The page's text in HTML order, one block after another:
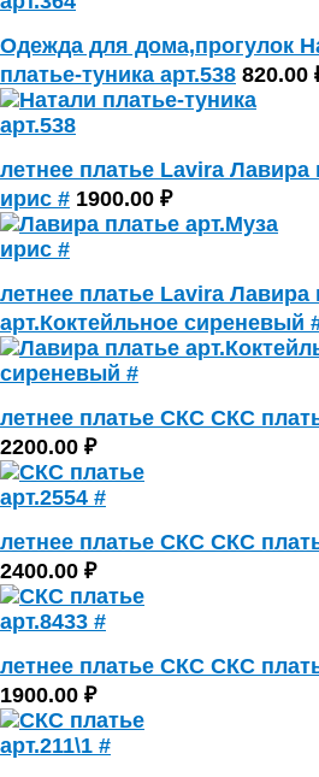
Одежда для дома,прогулок
платье-туника арт.538 820.00
летнее платье Lavira Лавира
ирис # 1900.00 ₽
летнее платье Lavira Лавира
арт.Коктейльное сиреневый
летнее платье СКС СКС
2200.00 ₽
летнее платье СКС СКС
2400.00 ₽
летнее платье СКС СКС
1900.00 ₽